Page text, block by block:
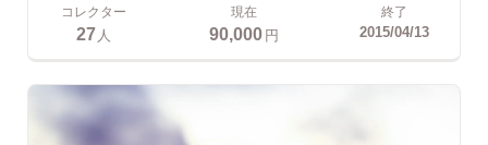
コレクター
27人
現在
90,000円
終了
2015/04/13